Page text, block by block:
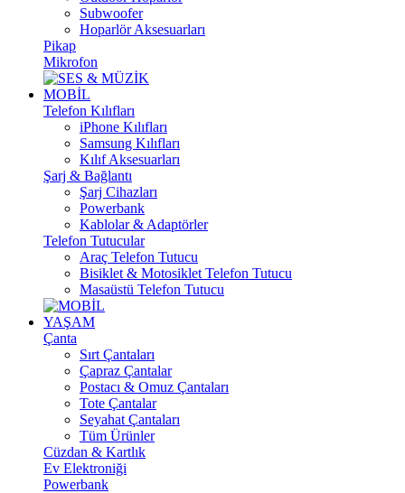
Subwoofer
Hoparlör Aksesuarları
Pikap
Mikrofon
MOBİL
Telefon Kılıfları
iPhone Kılıfları
Samsung Kılıfları
Kılıf Aksesuarları
Şarj & Bağlantı
Şarj Cihazları
Powerbank
Kablolar & Adaptörler
Telefon Tutucular
Araç Telefon Tutucu
Bisiklet & Motosiklet Telefon Tutucu
Masaüstü Telefon Tutucu
YAŞAM
Çanta
Sırt Çantaları
Çapraz Çantalar
Postacı & Omuz Çantaları
Tote Çantalar
Seyahat Çantaları
Tüm Ürünler
Cüzdan & Kartlık
Ev Elektroniği
Powerbank